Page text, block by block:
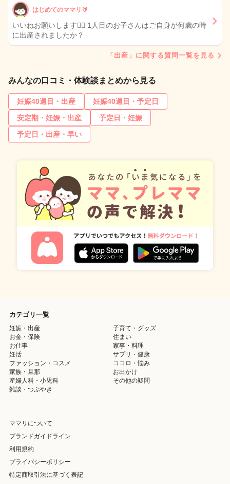
はじめてのママリ🔰
いいねお願いします🙇‍♀️ 1人目のお子さんはご自身が何歳の時
に出産されましたか？
「出産」に関する質問一覧を見る
みんなの口コミ・体験談まとめから見る
妊娠40週目・出産
妊娠40週目・予定日
安定期・妊娠・出産
予定日・妊娠
予定日・出産・早い
カテゴリ一覧
妊娠・出産
子育て・グッズ
お金・保険
住まい
お仕事
家事・料理
妊活
サプリ・健康
ファッション・コスメ
ココロ・悩み
家族・旦那
お出かけ
産婦人科・小児科
その他の疑問
雑談・つぶやき
ママリについて
ブランドガイドライン
利用規約
プライバシーポリシー
特定商取引法に基づく表記